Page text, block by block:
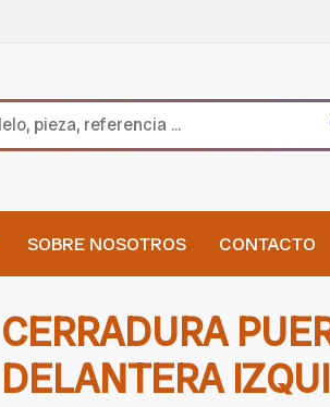
SOBRE NOSOTROS CONTACTO
CERRADURA
DELANTERA